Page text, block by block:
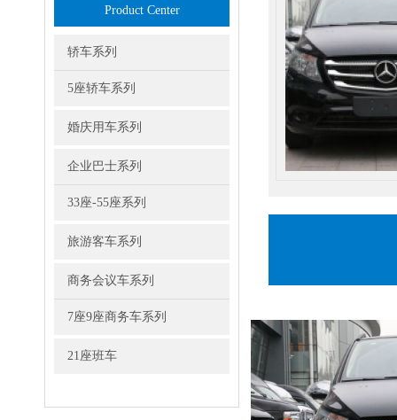
Product Center
轿车系列
5座轿车系列
婚庆用车系列
企业巴士系列
33座-55座系列
旅游客车系列
商务会议车系列
7座9座商务车系列
21座班车